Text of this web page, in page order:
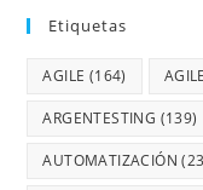
Etiquetas
AGILE (164)
ARGENTESTING (139)
AUTOMATIZACIÓN